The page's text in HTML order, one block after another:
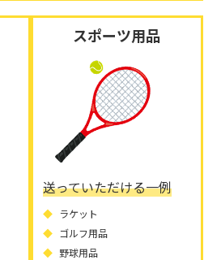
スポーツ用品
送っていただける一例
ラケット
ゴルフ用品
野球用品